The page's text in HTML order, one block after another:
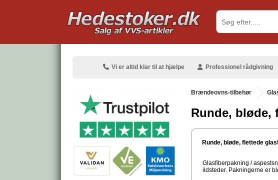
Vi er altid klar til at hjælpe Professionel rådgivning
Brændeovns-tilbehør
Runde, bløde,
Runde, bløde, flettede
Glasfiberpakning /
ildsteder. Pakningerne er